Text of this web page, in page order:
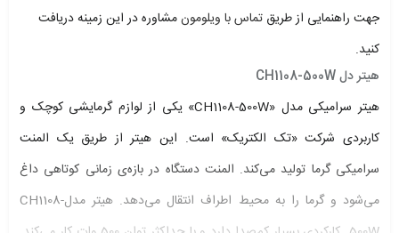
جهت راهنمایی از طریق تماس با ویلومونمشاوره در این زمینه دریافت
کنید.
هیتر دل CH1108-500W
هیتر سرامیکی مدل «CH1108-500W» یکی از لوازم گرمایشی کوچک و
کاربردی شرکت «تک الکتریک» است. این هیتر از طریق یک المنت
سرامیکی گرما تولید می‌کند. المنت دستگاه در بازه‌ی زمانی کوتاهی داغ
می‌شود و گرما را به محیط اطراف انتقال می‌دهد. هیتر مدلCH1108-